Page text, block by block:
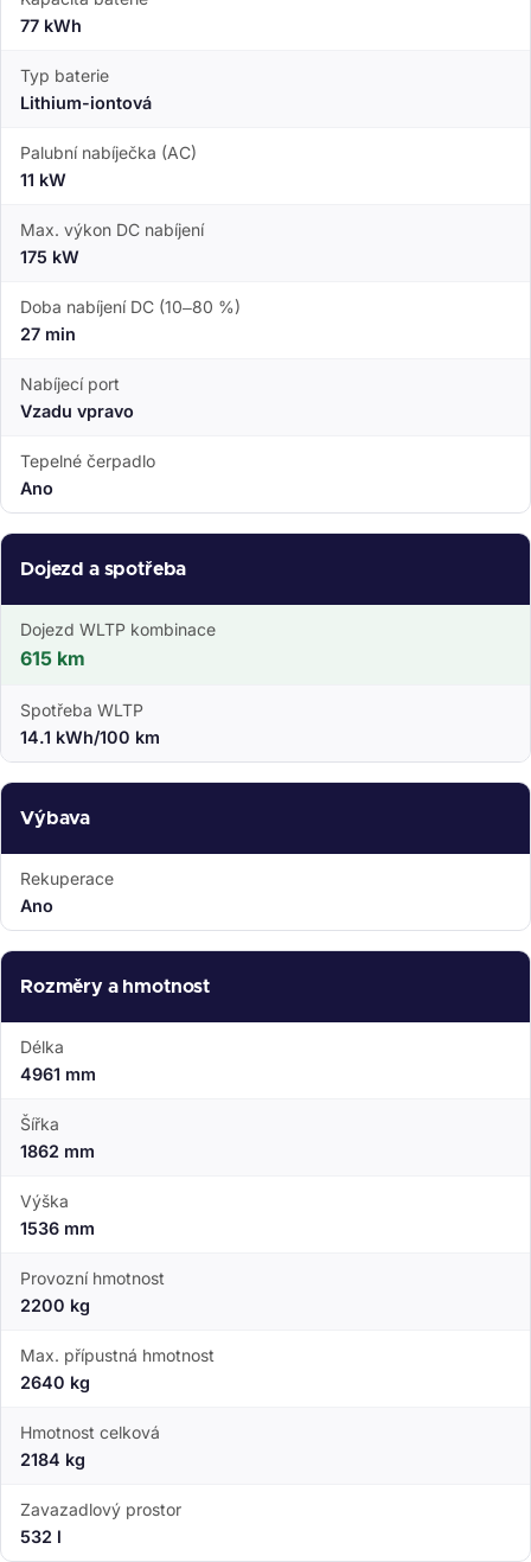
77 kWh
Typ baterie
Lithium-iontová
Palubní nabíječka (AC)
11 kW
Max. výkon DC nabíjení
175 kW
Doba nabíjení DC (10–80 %)
27 min
Nabíjecí port
Vzadu vpravo
Tepelné čerpadlo
Ano
Dojezd a spotřeba
Dojezd WLTP kombinace
615 km
Spotřeba WLTP
14.1 kWh/100 km
Výbava
Rekuperace
Ano
Rozměry a hmotnost
Délka
4961 mm
Šířka
1862 mm
Výška
1536 mm
Provozní hmotnost
2200 kg
Max. přípustná hmotnost
2640 kg
Hmotnost celková
2184 kg
Zavazadlový prostor
532 l